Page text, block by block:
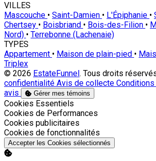
VILLES
Mascouche • Saint-Damien • L'Épiphanie •
Chertsey • Boisbriand • Bois-des-Filion •
Nord) • Terrebonne (Lachenaie)
TYPES
Appartement • Maison de plain-pied •
Triplex
© 2026 EstateFunnel . Tous droits
confidentialité Avis de collecte Conditions
avis
Gérer mes témoins
Activer
Cookies Essentiels
Activer
Cookies de Performances
Activer
Cookies publicitaires
Activer
Cookies de fonctionnalités
Accepter les Cookies sélectionnés